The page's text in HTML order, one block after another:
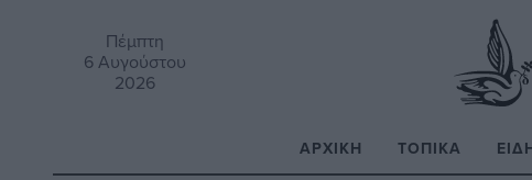
Πέμπτη
6 Αυγούστου
2026
ΑΡΧΙΚΉ ΤΟΠΙΚΆ